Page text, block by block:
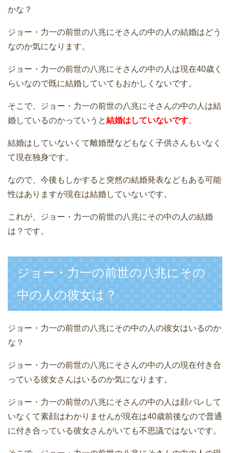
かな？
ジョー・力一の前世の八兆にそさんの中の人の結婚はどう
なのか気になります。
ジョー・力一の前世の八兆にそさんの中の人は現在40歳く
らいなので既に結婚していてもおかしくないです。
そこで、ジョー・力一の前世の八兆にそさんの中の人は結
婚しているのかっていうと結婚はしていないです。
結婚はしていないくて離婚歴などもなく子供さんもいなく
て現在独身です。
なので、今後もしかすると突然の結婚発表などもある可能
性はありますが現在は結婚していないです。
これが、ジョー・力一の前世の八兆にその中の人の結婚
は？です。
ジョー・力一の前世の八兆にその
中の人の彼女は？
ジョー・力一の前世の八兆にその中の人の彼女はいるのか
な？
ジョー・力一の前世の八兆にそさんの中の人の現在付き合
っている彼女さんはいるのか気になります。
ジョー・力一の前世の八兆にそさんの中の人は顔バレして
いなくて素顔はわかりませんが現在は40歳前後なので普通
に付き合っている彼女さんがいても不思議ではないです。